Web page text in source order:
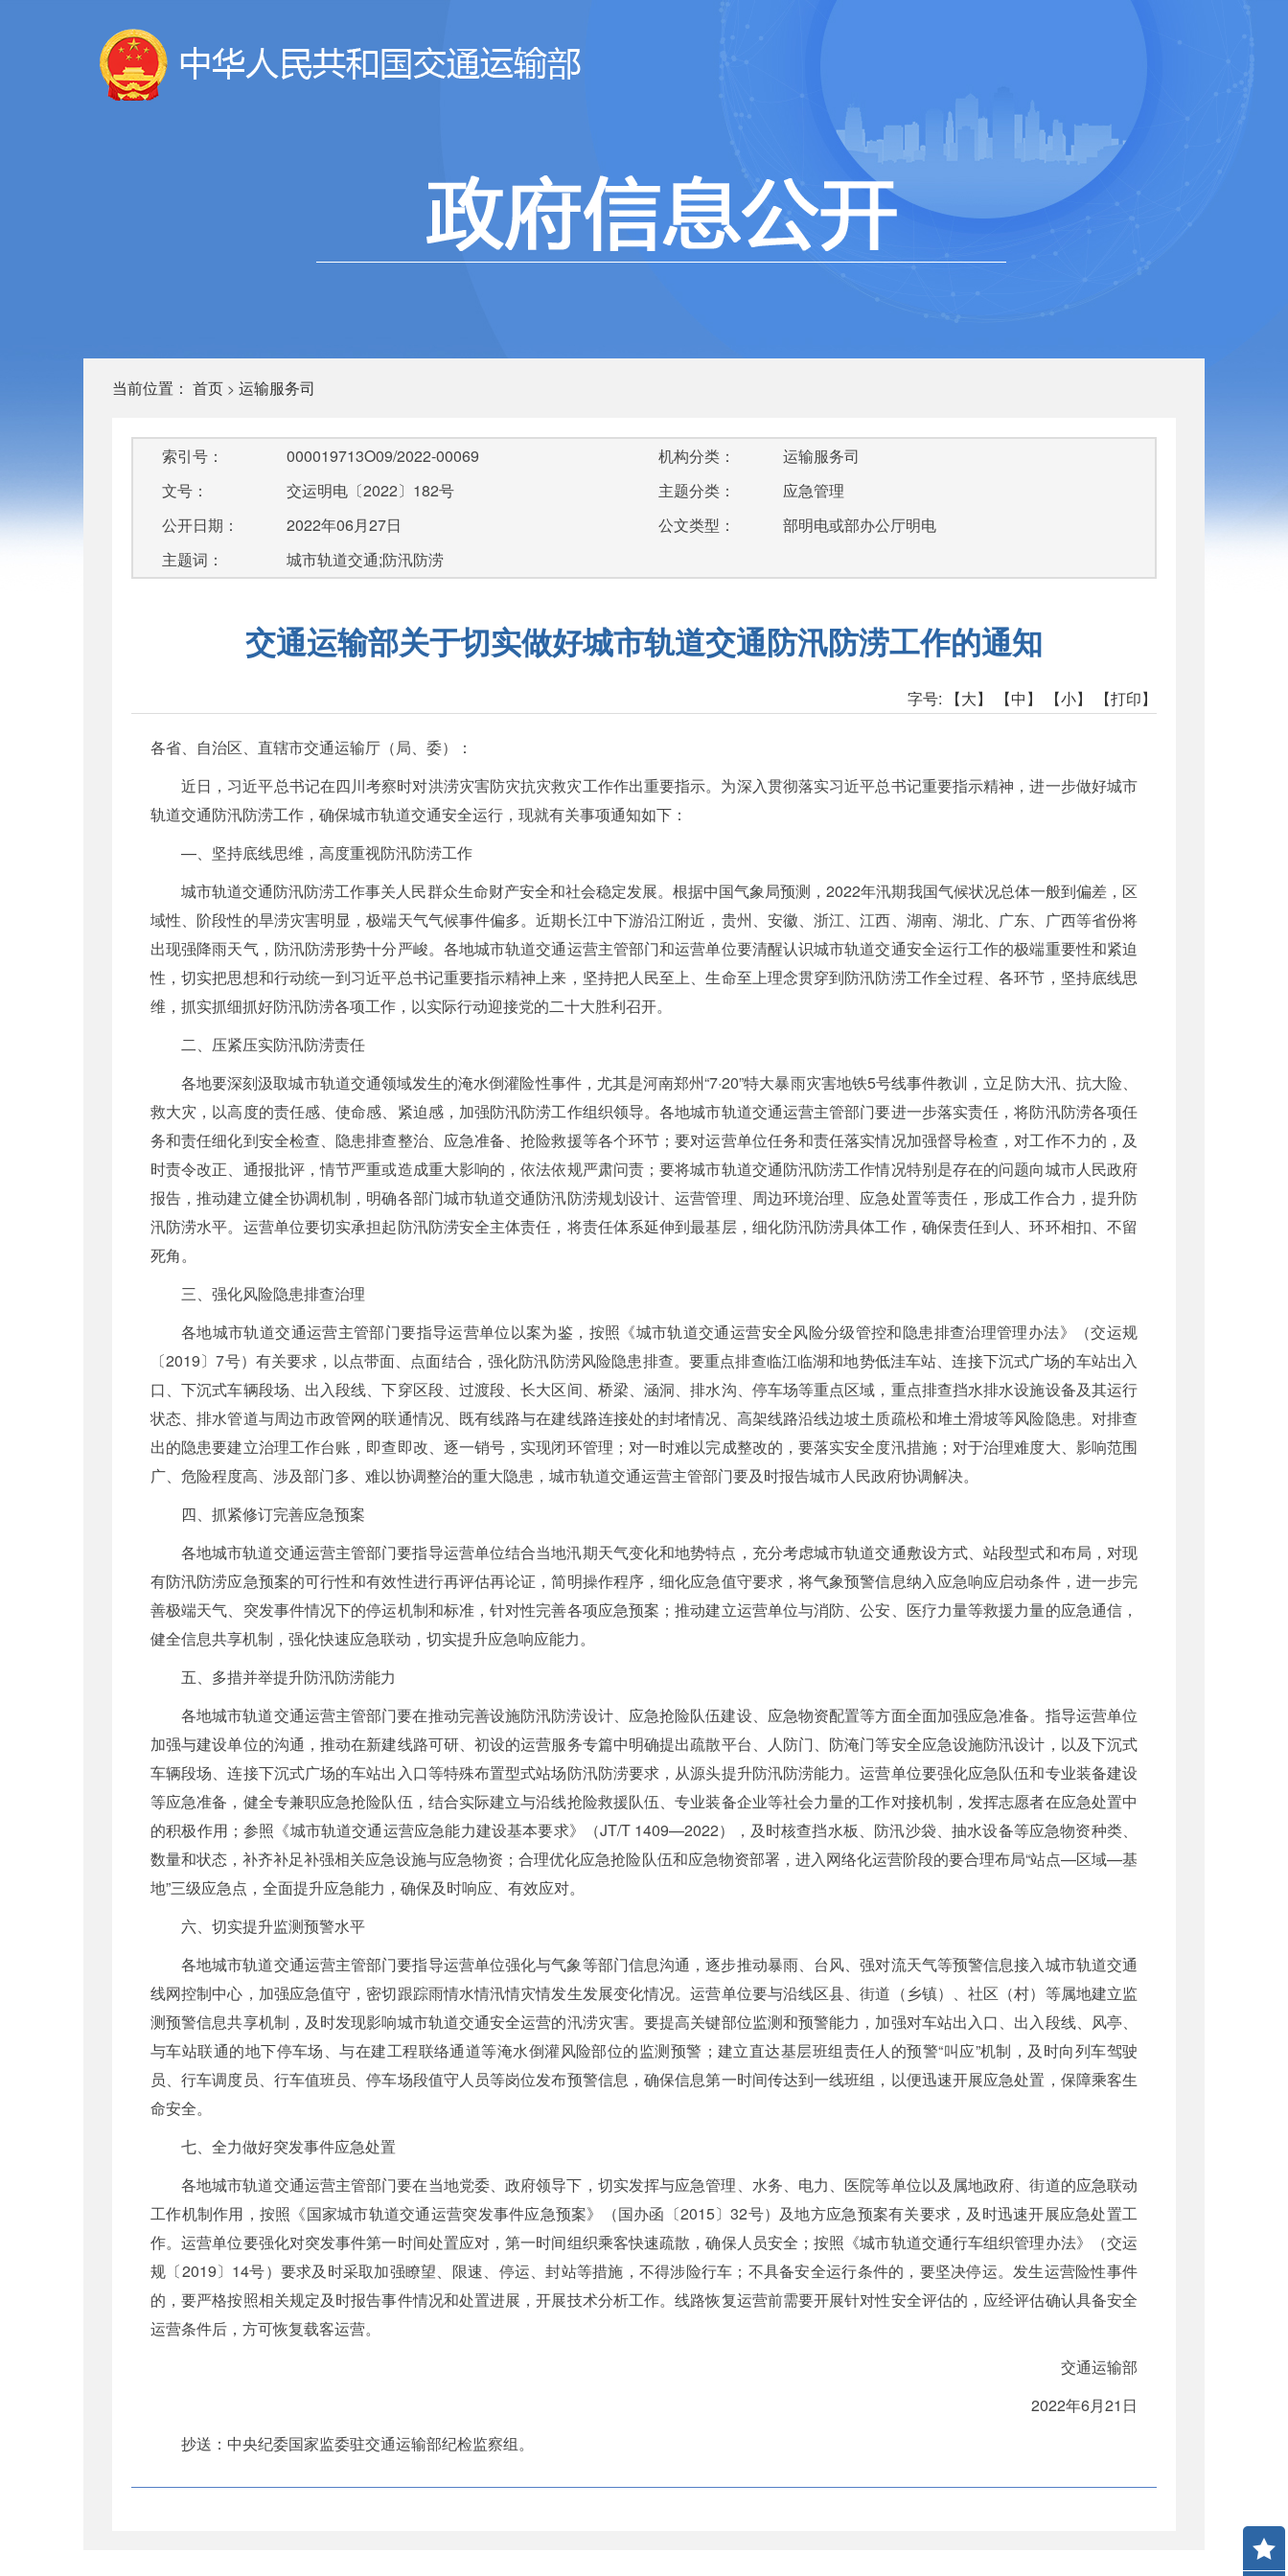
当前位置： 首页 > 运输服务司
索引号：
000019713O09/2022-00069
文号：
交运明电〔2022〕182号
公开日期：
2022年06月27日
主题词：
城市轨道交通;防汛防涝
机构分类：
运输服务司
主题分类：
应急管理
公文类型：
部明电或部办公厅明电
交通运输部关于切实做好城市轨道交通防汛防涝工作的通知
字号: 【大】 【中】 【小】 【打印】
各省、自治区、直辖市交通运输厅（局、委）：
近日，习近平总书记在四川考察时对洪涝灾害防灾抗灾救灾工作作出重要指示。为深入贯彻落实习近平总书记重要指示精神，进一步做好城市
轨道交通防汛防涝工作，确保城市轨道交通安全运行，现就有关事项通知如下：
—、坚持底线思维，高度重视防汛防涝工作
城市轨道交通防汛防涝工作事关人民群众生命财产安全和社会稳定发展。根据中国气象局预测，2022年汛期我国气候状况总体一般到偏差，区
域性、阶段性的旱涝灾害明显，极端天气气候事件偏多。近期长江中下游沿江附近，贵州、安徽、浙江、江西、湖南、湖北、广东、广西等省份将
出现强降雨天气，防汛防涝形势十分严峻。各地城市轨道交通运营主管部门和运营单位要清醒认识城市轨道交通安全运行工作的极端重要性和紧迫
性，切实把思想和行动统一到习近平总书记重要指示精神上来，坚持把人民至上、生命至上理念贯穿到防汛防涝工作全过程、各环节，坚持底线思
维，抓实抓细抓好防汛防涝各项工作，以实际行动迎接党的二十大胜利召开。
二、压紧压实防汛防涝责任
各地要深刻汲取城市轨道交通领域发生的淹水倒灌险性事件，尤其是河南郑州“7·20”特大暴雨灾害地铁5号线事件教训，立足防大汛、抗大险、
救大灾，以高度的责任感、使命感、紧迫感，加强防汛防涝工作组织领导。各地城市轨道交通运营主管部门要进一步落实责任，将防汛防涝各项任
务和责任细化到安全检查、隐患排查整治、应急准备、抢险救援等各个环节；要对运营单位任务和责任落实情况加强督导检查，对工作不力的，及
时责令改正、通报批评，情节严重或造成重大影响的，依法依规严肃问责；要将城市轨道交通防汛防涝工作情况特别是存在的问题向城市人民政府
报告，推动建立健全协调机制，明确各部门城市轨道交通防汛防涝规划设计、运营管理、周边环境治理、应急处置等责任，形成工作合力，提升防
汛防涝水平。运营单位要切实承担起防汛防涝安全主体责任，将责任体系延伸到最基层，细化防汛防涝具体工作，确保责任到人、环环相扣、不留
死角。
三、强化风险隐患排查治理
各地城市轨道交通运营主管部门要指导运营单位以案为鉴，按照《城市轨道交通运营安全风险分级管控和隐患排查治理管理办法》（交运规
〔2019〕7号）有关要求，以点带面、点面结合，强化防汛防涝风险隐患排查。要重点排查临江临湖和地势低洼车站、连接下沉式广场的车站出入
口、下沉式车辆段场、出入段线、下穿区段、过渡段、长大区间、桥梁、涵洞、排水沟、停车场等重点区域，重点排查挡水排水设施设备及其运行
状态、排水管道与周边市政管网的联通情况、既有线路与在建线路连接处的封堵情况、高架线路沿线边坡土质疏松和堆土滑坡等风险隐患。对排查
出的隐患要建立治理工作台账，即查即改、逐一销号，实现闭环管理；对一时难以完成整改的，要落实安全度汛措施；对于治理难度大、影响范围
广、危险程度高、涉及部门多、难以协调整治的重大隐患，城市轨道交通运营主管部门要及时报告城市人民政府协调解决。
四、抓紧修订完善应急预案
各地城市轨道交通运营主管部门要指导运营单位结合当地汛期天气变化和地势特点，充分考虑城市轨道交通敷设方式、站段型式和布局，对现
有防汛防涝应急预案的可行性和有效性进行再评估再论证，简明操作程序，细化应急值守要求，将气象预警信息纳入应急响应启动条件，进一步完
善极端天气、突发事件情况下的停运机制和标准，针对性完善各项应急预案；推动建立运营单位与消防、公安、医疗力量等救援力量的应急通信，
健全信息共享机制，强化快速应急联动，切实提升应急响应能力。
五、多措并举提升防汛防涝能力
各地城市轨道交通运营主管部门要在推动完善设施防汛防涝设计、应急抢险队伍建设、应急物资配置等方面全面加强应急准备。指导运营单位
加强与建设单位的沟通，推动在新建线路可研、初设的运营服务专篇中明确提出疏散平台、人防门、防淹门等安全应急设施防汛设计，以及下沉式
车辆段场、连接下沉式广场的车站出入口等特殊布置型式站场防汛防涝要求，从源头提升防汛防涝能力。运营单位要强化应急队伍和专业装备建设
等应急准备，健全专兼职应急抢险队伍，结合实际建立与沿线抢险救援队伍、专业装备企业等社会力量的工作对接机制，发挥志愿者在应急处置中
的积极作用；参照《城市轨道交通运营应急能力建设基本要求》（JT/T 1409—2022），及时核查挡水板、防汛沙袋、抽水设备等应急物资种类、
数量和状态，补齐补足补强相关应急设施与应急物资；合理优化应急抢险队伍和应急物资部署，进入网络化运营阶段的要合理布局“站点—区域—基
地”三级应急点，全面提升应急能力，确保及时响应、有效应对。
六、切实提升监测预警水平
各地城市轨道交通运营主管部门要指导运营单位强化与气象等部门信息沟通，逐步推动暴雨、台风、强对流天气等预警信息接入城市轨道交通
线网控制中心，加强应急值守，密切跟踪雨情水情汛情灾情发生发展变化情况。运营单位要与沿线区县、街道（乡镇）、社区（村）等属地建立监
测预警信息共享机制，及时发现影响城市轨道交通安全运营的汛涝灾害。要提高关键部位监测和预警能力，加强对车站出入口、出入段线、风亭、
与车站联通的地下停车场、与在建工程联络通道等淹水倒灌风险部位的监测预警；建立直达基层班组责任人的预警“叫应”机制，及时向列车驾驶
员、行车调度员、行车值班员、停车场段值守人员等岗位发布预警信息，确保信息第一时间传达到一线班组，以便迅速开展应急处置，保障乘客生
命安全。
七、全力做好突发事件应急处置
各地城市轨道交通运营主管部门要在当地党委、政府领导下，切实发挥与应急管理、水务、电力、医院等单位以及属地政府、街道的应急联动
工作机制作用，按照《国家城市轨道交通运营突发事件应急预案》（国办函〔2015〕32号）及地方应急预案有关要求，及时迅速开展应急处置工
作。运营单位要强化对突发事件第一时间处置应对，第一时间组织乘客快速疏散，确保人员安全；按照《城市轨道交通行车组织管理办法》（交运
规〔2019〕14号）要求及时采取加强瞭望、限速、停运、封站等措施，不得涉险行车；不具备安全运行条件的，要坚决停运。发生运营险性事件
的，要严格按照相关规定及时报告事件情况和处置进展，开展技术分析工作。线路恢复运营前需要开展针对性安全评估的，应经评估确认具备安全
运营条件后，方可恢复载客运营。
交通运输部
2022年6月21日
抄送：中央纪委国家监委驻交通运输部纪检监察组。